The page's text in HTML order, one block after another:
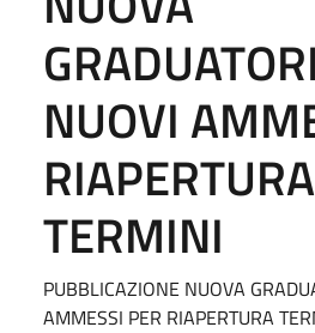
NUOVI
RIAPERTURA
TERMINI
PUBBLICAZIONE NUOVA
AMMESSI PER RIAPERTURA